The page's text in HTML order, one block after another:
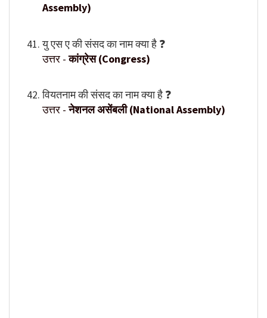
Assembly)
यु एस ए की संसद का नाम क्या है ❓
उत्तर -कांग्रेस (Congress)
वियतनाम की संसद का नाम क्या है ❓
उत्तर -नेशनल असेंबली (National Assembly)